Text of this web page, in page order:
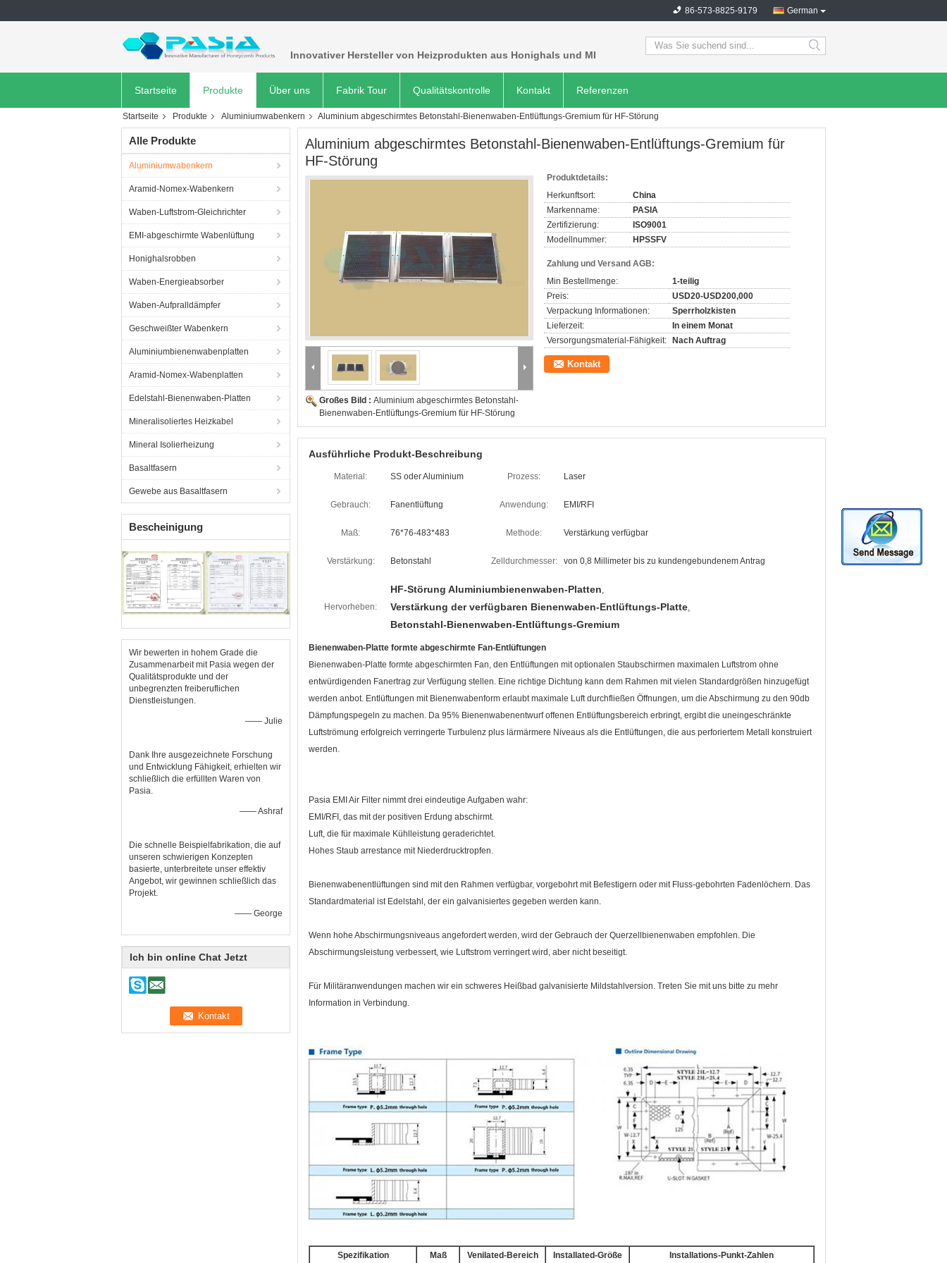
German
86-573-8825-9179
Innovativer Hersteller von Heizprodukten aus Honighals und MI search
Startseite Produkte Über uns Fabrik Tour Qualitätskontrolle Kontakt Referenzen
Startseite Produkte Aluminiumwabenkern Aluminium abgeschirmtes Betonstahl-Bienenwaben-Entlüftungs-Gremium für HF-Störung
Alle Produkte
Aluminiumwabenkern
Aramid-Nomex-Wabenkern
Waben-Luftstrom-Gleichrichter
EMI-abgeschirmte Wabenlüftung
Honighalsrobben
Waben-Energieabsorber
Waben-Aufpralldämpfer
Geschweißter Wabenkern
Aluminiumbienenwabenplatten
Aramid-Nomex-Wabenplatten
Edelstahl-Bienenwaben-Platten
Mineralisoliertes Heizkabel
Mineral Isolierheizung
Basaltfasern
Gewebe aus Basaltfasern
Bescheinigung
Wir bewerten in hohem Grade die
Zusammenarbeit mit Pasia wegen der
Qualitätsprodukte und der
unbegrenzten freiberuflichen
Dienstleistungen.
—— Julie
Dank Ihre ausgezeichnete Forschung
und Entwicklung Fähigkeit, erhielten wir
schließlich die erfüllten Waren von
Pasia.
—— Ashraf
Die schnelle Beispielfabrikation, die auf
unseren schwierigen Konzepten
basierte, unterbreitete unser effektiv
Angebot, wir gewinnen schließlich das
Projekt.
—— George
Ich bin online Chat Jetzt
Aluminium abgeschirmtes Betonstahl-Bienenwaben-Entlüftungs-Gremium für
HF-Störung
Großes Bild : Aluminium abgeschirmtes Betonstahl-
Bienenwaben-Entlüftungs-Gremium für HF-Störung
Produktdetails:
Herkunftsort:
China
Markenname:
PASIA
Zertifizierung:
ISO9001
Modellnummer:
HPSSFV
Zahlung und Versand AGB:
Min Bestellmenge:
1-teilig
Preis:
USD20-USD200,000
Verpackung Informationen:
Sperrholzkisten
Lieferzeit:
In einem Monat
Versorgungsmaterial-Fähigkeit:
Nach Auftrag
Kontakt
Ausführliche Produkt-Beschreibung
Material: SS oder Aluminium Prozess: Laser
Gebrauch: Fanentlüftung Anwendung: EMI/RFI
Maß: 76*76-483*483 Methode: Verstärkung verfügbar
Verstärkung: Betonstahl Zelldurchmesser: von 0,8 Millimeter bis zu kundengebundenem Antrag
Hervorheben:
HF-Störung Aluminiumbienenwaben-Platten,
Verstärkung der verfügbaren Bienenwaben-Entlüftungs-Platte,
Betonstahl-Bienenwaben-Entlüftungs-Gremium
Bienenwaben-Platte formte abgeschirmte Fan-Entlüftungen
Bienenwaben-Platte formte abgeschirmten Fan, den Entlüftungen mit optionalen Staubschirmen maximalen Luftstrom ohne
entwürdigenden Fanertrag zur Verfügung stellen. Eine richtige Dichtung kann dem Rahmen mit vielen Standardgrößen hinzugefügt
werden anbot. Entlüftungen mit Bienenwabenform erlaubt maximale Luft durchfließen Öffnungen, um die Abschirmung zu den 90db
Dämpfungspegeln zu machen. Da 95% Bienenwabenentwurf offenen Entlüftungsbereich erbringt, ergibt die uneingeschränkte
Luftströmung erfolgreich verringerte Turbulenz plus lärmärmere Niveaus als die Entlüftungen, die aus perforiertem Metall konstruiert
werden.
Pasia EMI Air Filter nimmt drei eindeutige Aufgaben wahr:
EMI/RFI, das mit der positiven Erdung abschirmt.
Luft, die für maximale Kühlleistung geraderichtet.
Hohes Staub arrestance mit Niederdrucktropfen.
Bienenwabenentlüftungen sind mit den Rahmen verfügbar, vorgebohrt mit Befestigern oder mit Fluss-gebohrten Fadenlöchern. Das
Standardmaterial ist Edelstahl, der ein galvanisiertes gegeben werden kann.
Wenn hohe Abschirmungsniveaus angefordert werden, wird der Gebrauch der Querzellbienenwaben empfohlen. Die
Abschirmungsleistung verbessert, wie Luftstrom verringert wird, aber nicht beseitigt.
Für Militäranwendungen machen wir ein schweres Heißbad galvanisierte Mildstahlversion. Treten Sie mit uns bitte zu mehr
Information in Verbindung.
Spezifikation Maß Venilated-Bereich Installated-Größe Installations-Punkt-Zahlen